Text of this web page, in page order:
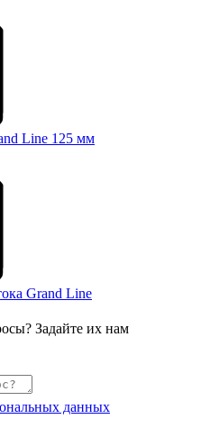
Line 125 мм
Grand Line
Задайте их нам
данных